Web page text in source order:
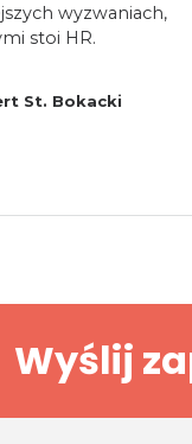
wyzwaniach,
stoi HR.
St. Bokacki
Wyślij